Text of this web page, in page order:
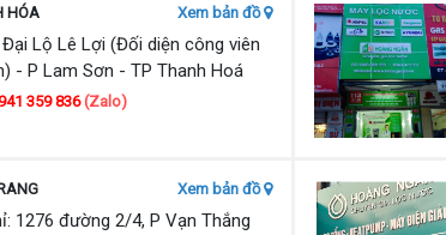
HÓA Xem bản đồ
Lộ Lê Lợi (Đối diện công viên
- P Lam Sơn - TP Thanh Hoá
359 836(Zalo)
Xem bản đồ
1276 đường 2/4, P Vạn Thắng